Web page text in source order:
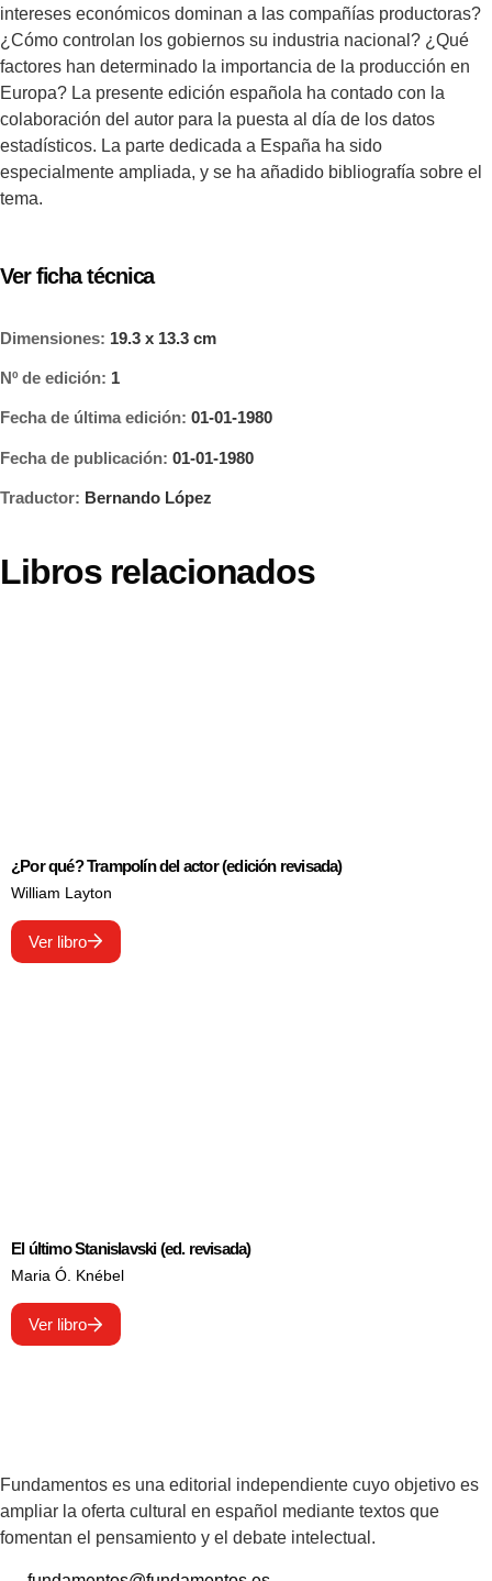
intereses económicos dominan a las compañías productoras?
¿Cómo controlan los gobiernos su industria nacional? ¿Qué
factores han determinado la importancia de la producción en
Europa? La presente edición española ha contado con la
colaboración del autor para la puesta al día de los datos
estadísticos. La parte dedicada a España ha sido
especialmente ampliada, y se ha añadido bibliografía sobre el
tema.
Ver ficha técnica
Dimensiones: 19.3 x 13.3 cm
Nº de edición: 1
Fecha de última edición: 01-01-1980
Fecha de publicación: 01-01-1980
Traductor: Bernando López
Libros relacionados
¿Por qué? Trampolín del actor (edición revisada)
William Layton
Ver libro
El último Stanislavski (ed. revisada)
Maria Ó. Knébel
Ver libro
Fundamentos es una editorial independiente cuyo objetivo es
ampliar la oferta cultural en español mediante textos que
fomentan el pensamiento y el debate intelectual.